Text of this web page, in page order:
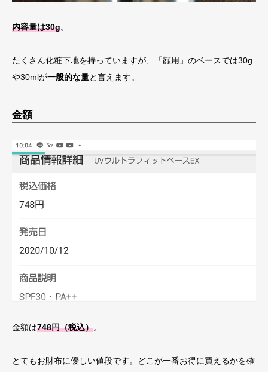
内容量は30g。
たくさん化粧下地を持っていますが、「顔用」のベースでは30g
や30mlが一般的な量と言えます。
金額
金額は748円（税込）。
とてもお財布に優しい値段です。どこが一番お得に買えるかを確